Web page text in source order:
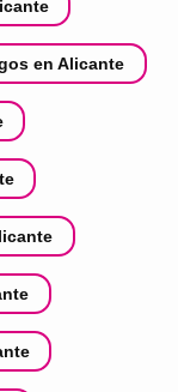
en Alicante